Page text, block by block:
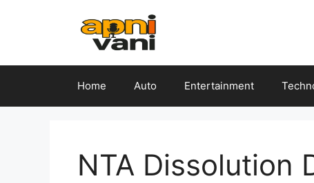
Home Auto Entertainment
NTA Dissolution